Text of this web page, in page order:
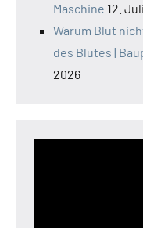
Maschine 12.
Warum Blut
des Blutes |
2026